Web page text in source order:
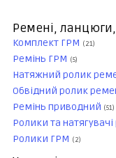
Ремені, ланцюги,
Комплект ГРМ (21)
Ремінь ГРМ (5)
Натяжний ролик
Обвідний ролик
Ремінь приводний (51)
Ролики та
Ролики ГРМ (2)